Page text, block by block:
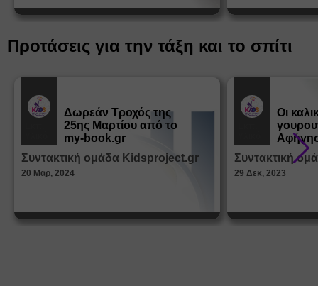
Προτάσεις για την τάξη και το σπίτι
Δωρεάν Tροχός της
25ης Μαρτίου από το
my-book.gr
Συντακτική ομάδα Kidsproject.gr
20 Μαρ, 2024
Οι
από τα
Συντακτική
29 Δεκ, 2023